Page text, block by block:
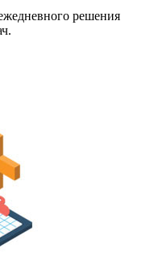
решения